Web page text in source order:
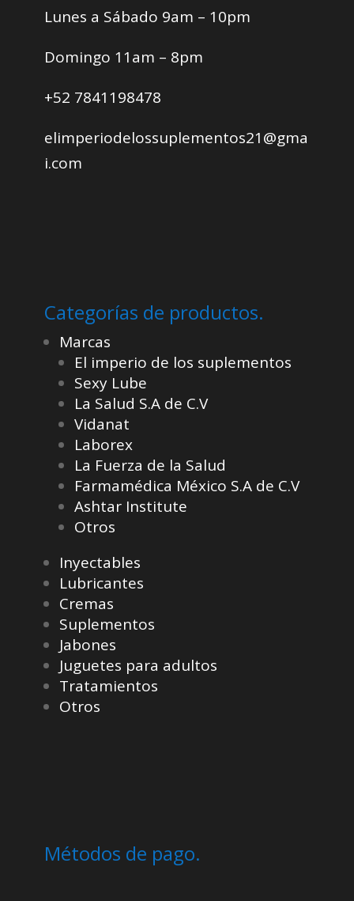
Lunes a Sábado 9am – 10pm
Domingo 11am – 8pm
+52 7841198478
elimperiodelossuplementos21@gma
i.com
Categorías de productos.
Marcas
El imperio de los suplementos
Sexy Lube
La Salud S.A de C.V
Vidanat
Laborex
La Fuerza de la Salud
Farmamédica México S.A de C.V
Ashtar Institute
Otros
Inyectables
Lubricantes
Cremas
Suplementos
Jabones
Juguetes para adultos
Tratamientos
Otros
Métodos de pago.